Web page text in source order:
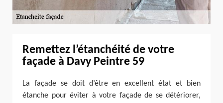
Remettez l’étanchéité de votre
façade à Davy Peintre 59
La façade se doit d’être en excellent état et bien
étanche pour éviter à votre façade de se détériorer,